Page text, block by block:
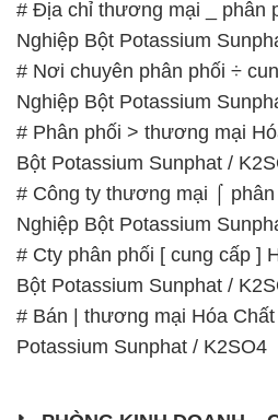
Bột Potassium Sunphat /
# Công ty thương mại ⌠ phân
Nghiệp Bột Potassium
# Cty phân phối [ cung cấp ]
Bột Potassium Sunphat /
# Bán | thương mại Hóa
Potassium Sunphat / K2SO4
📞PHÒNG KINH DOANH –
ĐẮC TRƯỜNG PHÁT🌐
🌐 Website: https://